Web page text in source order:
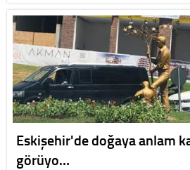
Eskişehir'de doğaya anlam
görüyo…